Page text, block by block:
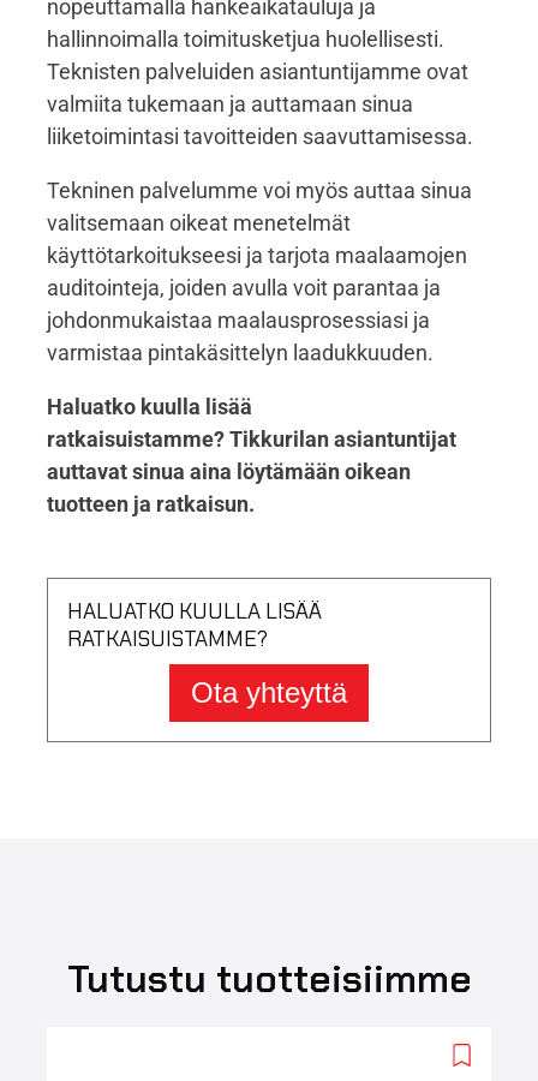
nopeuttamalla hankeaikatauluja ja
hallinnoimalla toimitusketjua huolellisesti.
Teknisten palveluiden asiantuntijamme ovat
valmiita tukemaan ja auttamaan sinua
liiketoimintasi tavoitteiden saavuttamisessa.
Tekninen palvelumme voi myös auttaa sinua
valitsemaan oikeat menetelmät
käyttötarkoitukseesi ja tarjota maalaamojen
auditointeja, joiden avulla voit parantaa ja
johdonmukaistaa maalausprosessiasi ja
varmistaa pintakäsittelyn laadukkuuden.
Haluatko kuulla lisää
ratkaisuistamme? Tikkurilan asiantuntijat
auttavat sinua aina löytämään oikean
tuotteen ja ratkaisun.
HALUATKO KUULLA LISÄÄ
RATKAISUISTAMME?
Ota yhteyttä
Tutustu tuotteisiimme
Add